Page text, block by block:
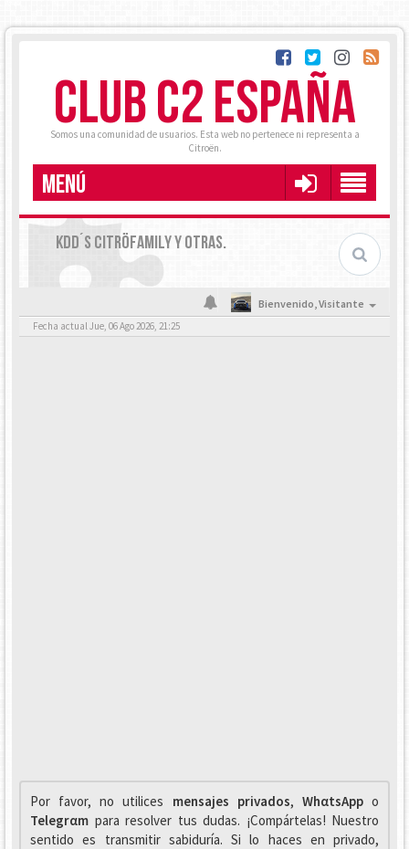
CLUB C2 ESPAÑA
Somos una comunidad de usuarios. Esta web no pertenece ni representa a
Citroën.
MENÚ
KDD´S CITRÖFAMILY Y OTRAS.
Bienvenido,Visitante
Fecha actual Jue, 06 Ago 2026, 21:25
Por favor, no utilices mensajes privados, WhαtsAppo
Telegrαm para resolver tus dudas. ¡Compártelas! Nuestro
sentido es transmitir sabiduría. Si lo haces en privado,